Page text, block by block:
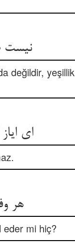
نیست ضایع زو شود تازه جگر ** لیک نبود پیک و سلطان خضر
değildir, yeşillik
eder mi hiç?